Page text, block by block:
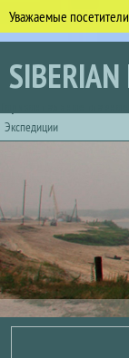
Уважаемые
Перейти к основному
Экспедиции